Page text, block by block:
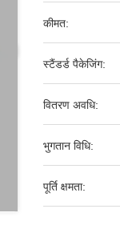
कीमत:
स्टैंडर्ड पैकेजिंग:
वितरण अवधि:
भुगतान विधि:
पूर्ति क्षमता: